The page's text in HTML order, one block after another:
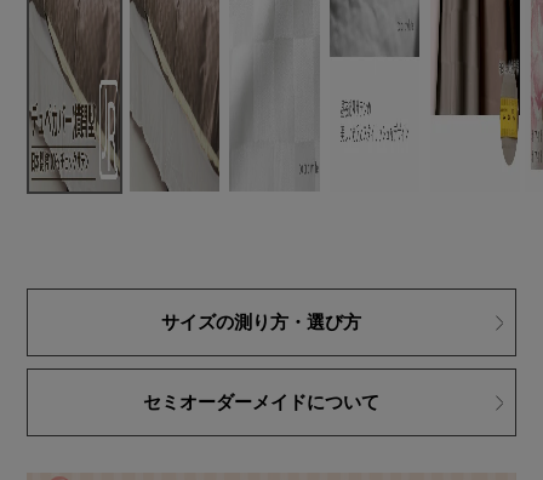
サイズの測り方・選び方
セミオーダーメイドについて